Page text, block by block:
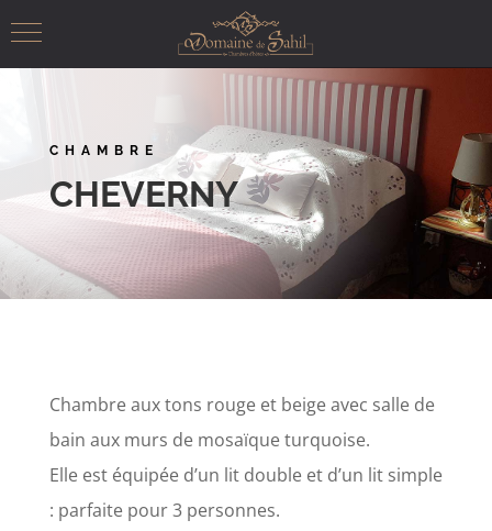
CHAMBRE
CHEVERNY
Chambre aux tons rouge et beige avec salle de
bain aux murs de mosaïque turquoise.
Elle est équipée d’un lit double et d’un lit simple
: parfaite pour 3 personnes.